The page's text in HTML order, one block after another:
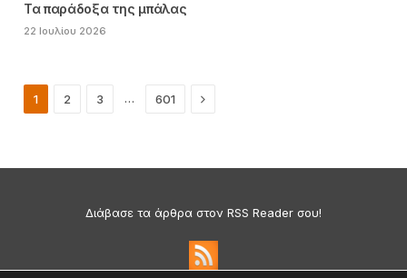
Τα παράδοξα της μπάλας
22 Ιουλίου 2026
1 2 3 … 601 Next
Διάβασε τα άρθρα στον RSS Reader σου!